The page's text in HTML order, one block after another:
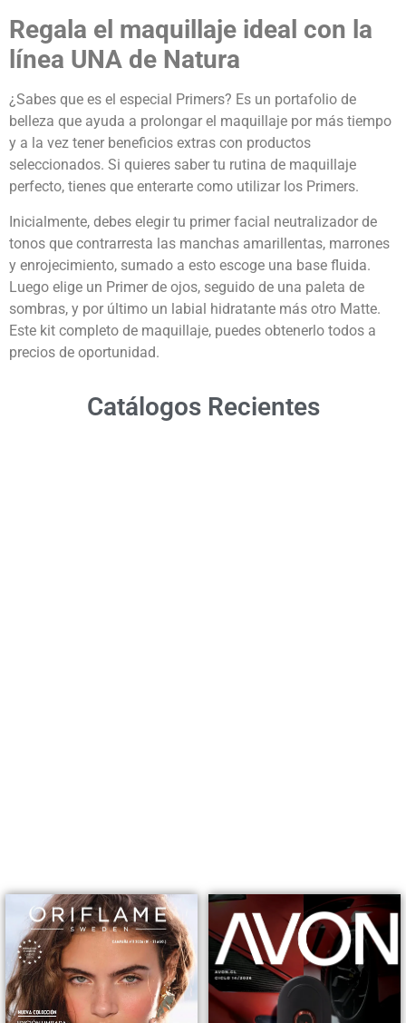
Regala el maquillaje ideal con la
línea UNA de Natura
¿Sabes que es el especial Primers? Es un portafolio de
belleza que ayuda a prolongar el maquillaje por más tiempo
y a la vez tener beneficios extras con productos
seleccionados. Si quieres saber tu rutina de maquillaje
perfecto, tienes que enterarte como utilizar los Primers.
Inicialmente, debes elegir tu primer facial neutralizador de
tonos que contrarresta las manchas amarillentas, marrones
y enrojecimiento, sumado a esto escoge una base fluida.
Luego elige un Primer de ojos, seguido de una paleta de
sombras, y por último un labial hidratante más otro Matte.
Este kit completo de maquillaje, puedes obtenerlo todos a
precios de oportunidad.
Catálogos Recientes